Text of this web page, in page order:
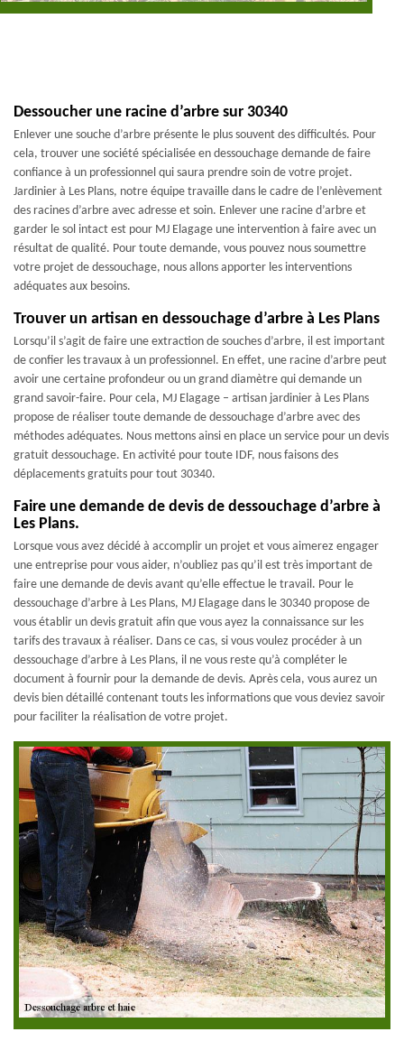
Dessoucher une racine d’arbre sur 30340
Enlever une souche d’arbre présente le plus souvent des difficultés. Pour
cela, trouver une société spécialisée en dessouchage demande de faire
confiance à un professionnel qui saura prendre soin de votre projet.
Jardinier à Les Plans, notre équipe travaille dans le cadre de l’enlèvement
des racines d’arbre avec adresse et soin. Enlever une racine d’arbre et
garder le sol intact est pour MJ Elagage une intervention à faire avec un
résultat de qualité. Pour toute demande, vous pouvez nous soumettre
votre projet de dessouchage, nous allons apporter les interventions
adéquates aux besoins.
Trouver un artisan en dessouchage d’arbre à Les Plans
Lorsqu’il s’agit de faire une extraction de souches d’arbre, il est important
de confier les travaux à un professionnel. En effet, une racine d’arbre peut
avoir une certaine profondeur ou un grand diamètre qui demande un
grand savoir-faire. Pour cela, MJ Elagage – artisan jardinier à Les Plans
propose de réaliser toute demande de dessouchage d’arbre avec des
méthodes adéquates. Nous mettons ainsi en place un service pour un devis
gratuit dessouchage. En activité pour toute IDF, nous faisons des
déplacements gratuits pour tout 30340.
Faire une demande de devis de dessouchage d’arbre à
Les Plans.
Lorsque vous avez décidé à accomplir un projet et vous aimerez engager
une entreprise pour vous aider, n’oubliez pas qu’il est très important de
faire une demande de devis avant qu’elle effectue le travail. Pour le
dessouchage d’arbre à Les Plans, MJ Elagage dans le 30340 propose de
vous établir un devis gratuit afin que vous ayez la connaissance sur les
tarifs des travaux à réaliser. Dans ce cas, si vous voulez procéder à un
dessouchage d’arbre à Les Plans, il ne vous reste qu’à compléter le
document à fournir pour la demande de devis. Après cela, vous aurez un
devis bien détaillé contenant touts les informations que vous deviez savoir
pour faciliter la réalisation de votre projet.